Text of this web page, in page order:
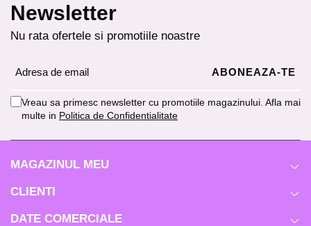
Newsletter
Nu rata ofertele si promotiile noastre
Vreau sa primesc newsletter cu promotiile magazinului. Afla mai
multe in Politica de Confidentialitate
MAGAZINUL MEU
CLIENTI
DATE COMERCIALE